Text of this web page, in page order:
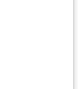
záloh měsíčně !!!